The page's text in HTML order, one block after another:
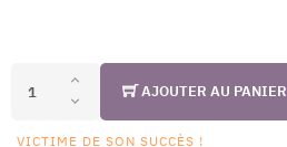
AJOUTER AU PANIER
VICTIME DE SON SUCCÈS !